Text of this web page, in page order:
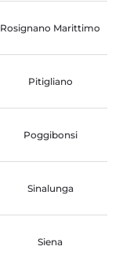
Rosignano Marittimo
Pitigliano
Poggibonsi
Sinalunga
Siena